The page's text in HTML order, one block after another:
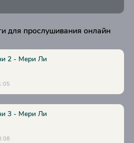
для прослушивания онлайн
2 - Мери Ли
3 - Мери Ли